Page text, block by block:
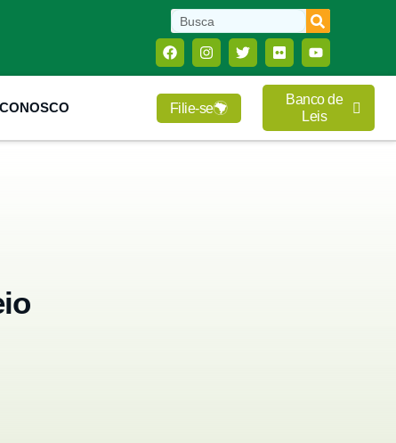
Filie-se
Banco de
Leis